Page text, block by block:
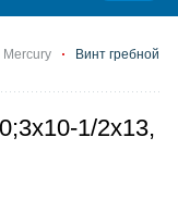
Винт гребной
1/2x13,